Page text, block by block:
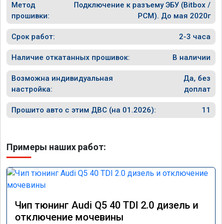
Метод
прошивки:
Подключение к разъему ЭБУ (Bitbox /
PCM). До мая 2020г
Срок работ: 2-3 часа
Наличие откатанных прошивок: В наличии
Возможна индивидуальная
настройка:
Да, без
доплат
Прошито авто с этим ДВС (на 01.2026): 11
Примеры наших работ:
Чип тюнинг Audi Q5 40 TDI 2.0 дизель и
отключение мочевины